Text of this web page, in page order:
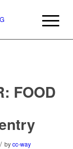
FOOD
/ bycc-way